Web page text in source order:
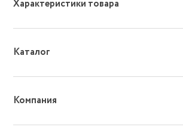
Характеристики товара
Каталог
Компания